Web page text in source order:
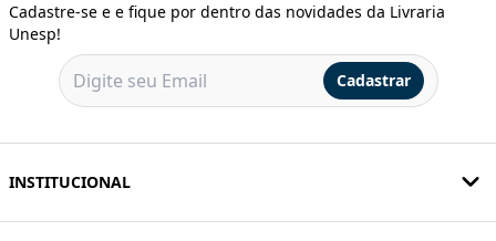
Cadastre-se e e fique por dentro das novidades da Livraria
Unesp!
Cadastrar
INSTITUCIONAL